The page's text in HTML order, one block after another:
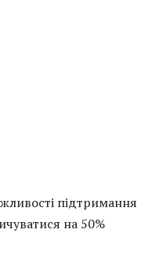
підтримання
на 50%